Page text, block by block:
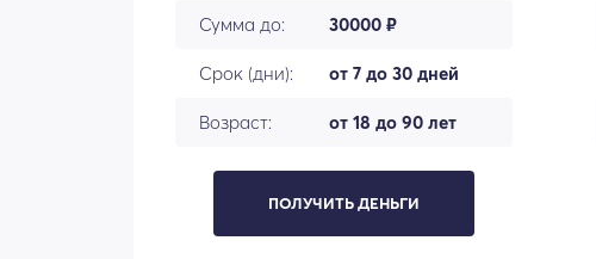
Сумма до: 30000 ₽
Срок (дни): от 7 до 30 дней
Возраст: от 18 до 90 лет
ПОЛУЧИТЬ ДЕНЬГИ